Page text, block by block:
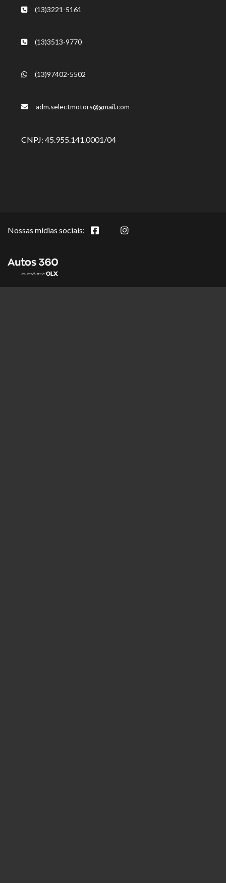
(13)3221-5161
(13)3513-9770
(13)97402-5502
adm.selectmotors@gmail.com
CNPJ: 45.955.141.0001/04
Nossas mídias sociais: